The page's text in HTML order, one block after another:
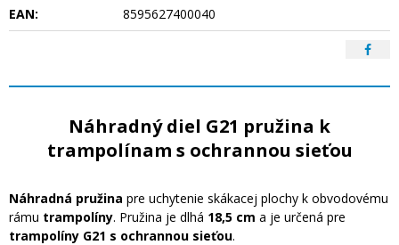
EAN:
8595627400040
Náhradný diel G21 pružina k
trampolínam s ochrannou sieťou
Náhradná pružina pre uchytenie skákacej plochy k obvodovému
rámu trampolíny. Pružina je dlhá 18,5 cm a je určená pre
trampolíny G21 s ochrannou sieťou.